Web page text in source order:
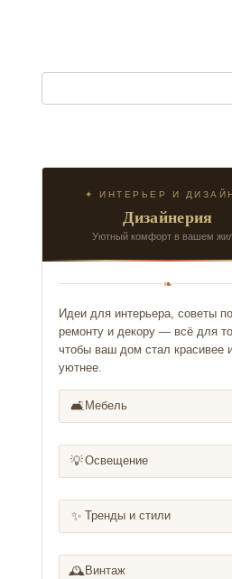
✦ ИНТЕРЬЕР И
Дизайнерия
Уютный комфорт в вашем
❧
Идеи для интерьера, советы по
ремонту и декору — всё для
чтобы ваш дом стал красивее
уютнее.
🛋️ Мебель
💡Освещение
✨ Тренды и стили
🕰️ Винтаж